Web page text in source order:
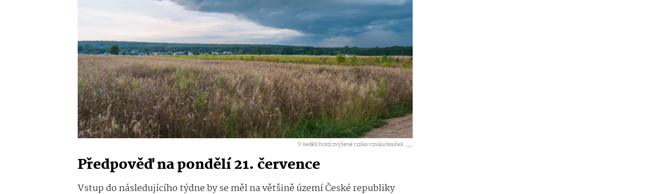
V neděli hrozí zvýšené riziko vzniku bouřek. ,...
Předpověď na pondělí 21. července
Vstup do následujícího týdne by se měl na většině území České republiky